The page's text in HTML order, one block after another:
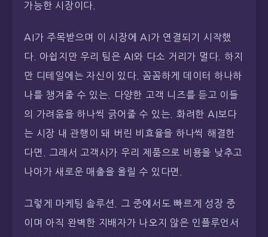
가능한 시장이다.
AI가 주목받으며 이 시장에 AI가 연결되기 시작했
다. 아쉽지만 우리 팀은 AI와 다소 거리가 멀다. 하지
만 디테일에는 자신이 있다. 꼼꼼하게 데이터 하나하
나를 챙겨줄 수 있는. 다양한 고객 니즈를 듣고 이들
의 가려움을 하나씩 긁어줄 수 있는. 화려한 AI보다
는 시장 내 관행이 돼 버린 비효율을 하나씩 해결한
다면. 그래서 고객사가 우리 제품으로 비용을 낮추고
나아가 새로운 매출을 올릴 수 있다면.
그렇게 마케팅 솔루션. 그 중에서도 빠르게 성장 중
이며 아직 완벽한 지배자가 나오지 않은 인플루언서